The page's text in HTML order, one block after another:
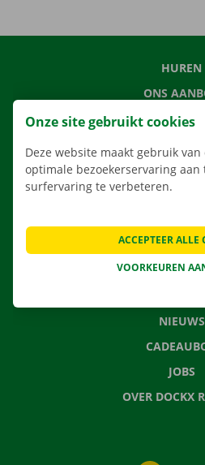
HUREN
ONS
ONZE
APP
NIEUWS
JOBS
OVER DOCKX
Onze site gebruikt cookies
Deze website maakt gebruik van
optimale bezoekerservaring aan
surfervaring te verbeteren.
VOORKEUREN
ACCEPTEER ALLE